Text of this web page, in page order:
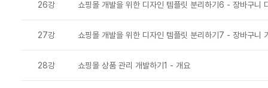
26강 쇼핑몰 개발을 위한 디자인 템플릿 분리하기6 - 장바구니
27강 쇼핑몰 개발을 위한 디자인 템플릿 분리하기7 - 장바구니
28강 쇼핑몰 상품 관리 개발하기1 - 개요